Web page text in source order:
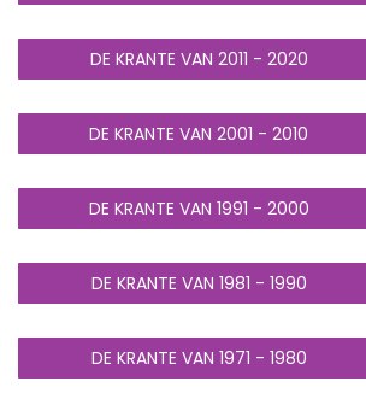
DE KRANTE VAN 2011 - 2020
DE KRANTE VAN 2001 - 2010
DE KRANTE VAN 1991 - 2000
DE KRANTE VAN 1981 - 1990
DE KRANTE VAN 1971 - 1980